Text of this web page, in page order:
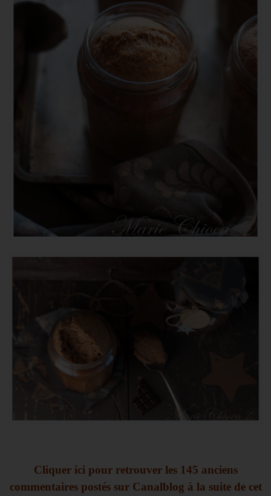
Cliquer ici pour retrouver les 145 anciens
commentaires postés sur Canalblog à la suite de cet